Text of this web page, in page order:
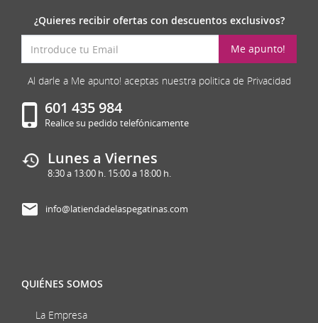
¿Quieres recibir ofertas con descuentos exclusivos?
Me apunto!
Al darle a Me apunto! aceptas nuestra politica de Privacidad
601 435 984
Realice su pedido telefónicamente
Lunes a Viernes
8:30 a 13:00 h. 15:00 a 18:00 h.
info@latiendadelaspegatinas.com
QUIÉNES SOMOS
La Empresa